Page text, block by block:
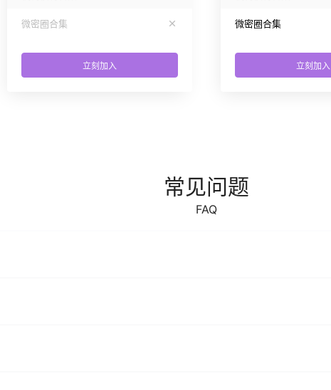
微密圈合集
立刻加入
微密圈合集
立刻加入
常见问题
FAQ